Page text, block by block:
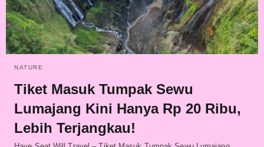
NATURE
Tiket Masuk Tumpak Sewu
Lumajang Kini Hanya Rp 20 Ribu,
Lebih Terjangkau!